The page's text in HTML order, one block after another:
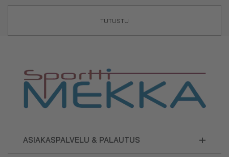
TUTUSTU
ASIAKASPALVELU & PALAUTUS +